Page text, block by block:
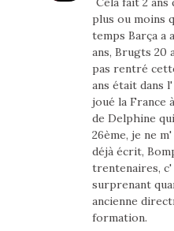
plus ou moins
temps Barça a
ans, Brugts 20
pas rentré
ans était dans
joué la France
de Delphine
26ème, je ne
déjà écrit,
trentenaires, c'
surprenant
ancienne
formation.